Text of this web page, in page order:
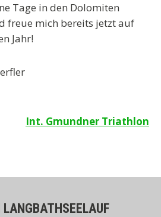
Tage in den Dolomiten
freue mich bereits jetzt auf
Jahr!
Int. Gmundner Triathlon